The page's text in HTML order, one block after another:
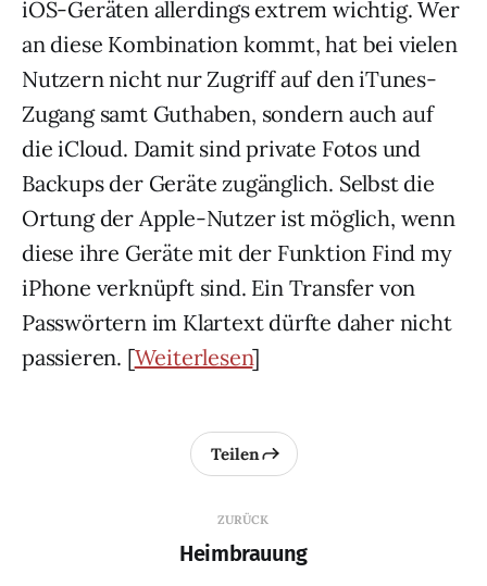
iOS-Geräten allerdings extrem wichtig. Wer
an diese Kombination kommt, hat bei vielen
Nutzern nicht nur Zugriff auf den iTunes-
Zugang samt Guthaben, sondern auch auf
die iCloud. Damit sind private Fotos und
Backups der Geräte zugänglich. Selbst die
Ortung der Apple-Nutzer ist möglich, wenn
diese ihre Geräte mit der Funktion Find my
iPhone verknüpft sind. Ein Transfer von
Passwörtern im Klartext dürfte daher nicht
passieren. [Weiterlesen]
ZURÜCK
Heimbrauung
Teilen